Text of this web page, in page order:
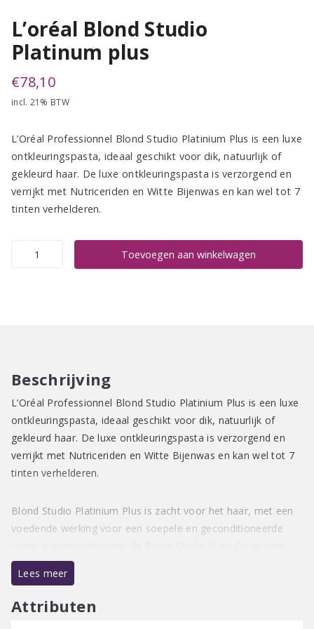
L’oréal Blond Studio
Platinum plus
€78,10
incl. 21% BTW
L’Oréal Professionnel Blond Studio Platinium Plus is een luxe
ontkleuringspasta, ideaal geschikt voor dik, natuurlijk of
gekleurd haar. De luxe ontkleuringspasta is verzorgend en
verrijkt met Nutriceriden en Witte Bijenwas en kan wel tot 7
tinten verhelderen.
L'oréal
Toevoegen aan winkelwagen
Beschrijving
L’Oréal Professionnel Blond Studio Platinium Plus is een luxe
ontkleuringspasta, ideaal geschikt voor dik, natuurlijk of
gekleurd haar. De luxe ontkleuringspasta is verzorgend en
verrijkt met Nutriceriden en Witte Bijenwas en kan wel tot 7
tinten verhelderen.
Blond Studio Platinium Plus is zacht voor het haar, met een
voedende werking voor een soepele en geconditioneerde
zorgt u voor een optimaal verhelderd resultaat.
Bereiding:
Lees meer
Attributen